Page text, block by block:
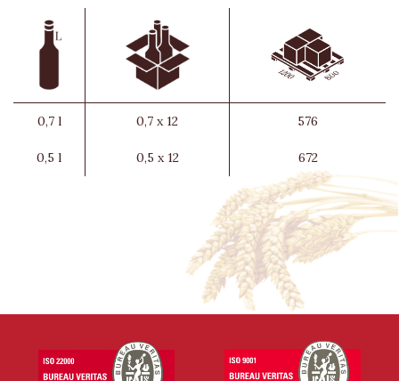
0,7 l 0,7 x 12 576
0,5 l 0,5 x 12 672